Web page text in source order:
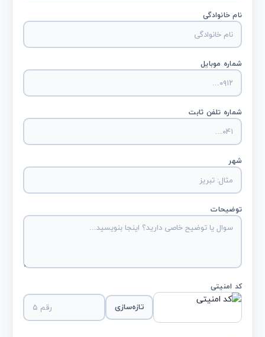
نام خانوادگی
شماره موبایل
شماره تلفن ثابت
شهر
توضیحات
کد امنیتی
تازه‌سازی